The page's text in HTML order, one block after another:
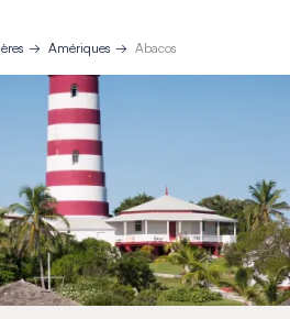
Amériques Abacos